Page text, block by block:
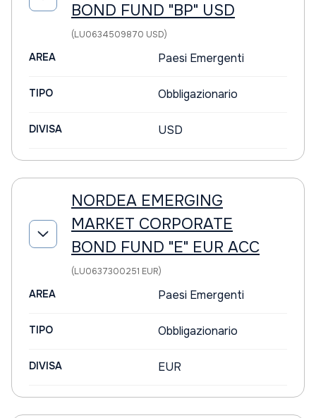
BOND FUND "BP" USD
(LU0634509870 USD)
AREA Paesi Emergenti
TIPO Obbligazionario
DIVISA USD
NORDEA EMERGING
MARKET CORPORATE
BOND FUND "E" EUR ACC
(LU0637300251 EUR)
AREA Paesi Emergenti
TIPO Obbligazionario
DIVISA EUR